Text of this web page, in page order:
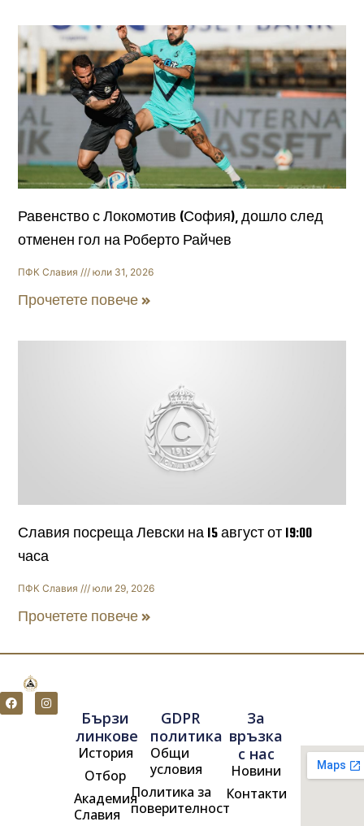
Равенство с Локомотив (София), дошло след
отменен гол на Роберто Райчев
ПФК Славия юли 31, 2026
Прочетете повече »
Славия посреща Левски на 15 август от 19:00
часа
ПФК Славия юли 29, 2026
Прочетете повече »
F
a
c
I
n
s
Бързи
линкове
История
Отбор
Академия
Славия
GDPR
политика
Общи
условия
Политика за
поверителност
За
връзка
с нас
Новини
Контакти